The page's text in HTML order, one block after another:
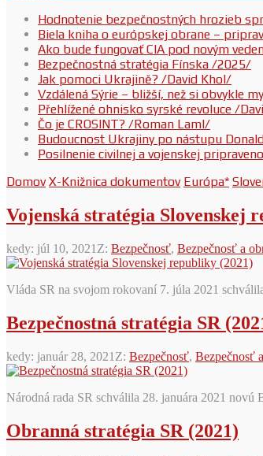
Hodnotenie bezpečnostných hrozieb
Biela kniha o európskej obrane –
Ako bude fungovať CIA pod novým
Bezpečnostná stratégia Fínska /2025/
Jak pomoci Ukrajině? /David Khol/
Vzdálená Sýrie – bližší, než si obvykle
Přehlížené ohnisko syrské revoluce /
Čo je CROSINT? /Roman Laml/
Budoucnost Ukrajiny po nástupu
Posilnenie civilnej a vojenskej
Domov X-Knižnica dokumentov Európa*
Vojenská stratégia Slovenskej
kedy: júl 10, 2021 Z: Bezpečnosť, Bezpečnosť a
Vláda SR na svojom rokovaní 7. júla 2021
Bezpečnostná stratégia SR
kedy: január 28, 2021 Z: Bezpečnosť, Bezpečnosť
Národná rada SR schválila 28. januára 2021 novú
Obranná stratégia SR (2021)